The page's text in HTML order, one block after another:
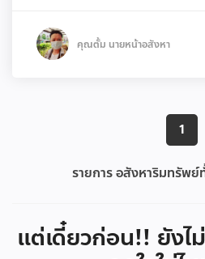
คุณตั้ม นายหน้าอสังหา
1
รายการ อสังหาริมทรัพ
แต่เดี๋ยวก่อน!! ยัง